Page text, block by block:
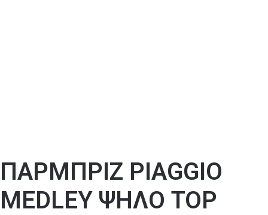
ΠΑΡΜΠΡΙΖ PIAGGIO
MEDLEY ΨΗΛΟ TOP